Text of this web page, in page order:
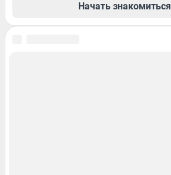
Начать знакомиться